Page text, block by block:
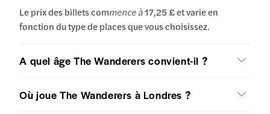
Le prix des billets commence à17,25 £ et varie en
fonction du type de places que vous choisissez.
A quel âge The Wanderers convient-il ?
Où joue The Wanderers à Londres ?